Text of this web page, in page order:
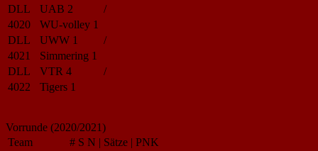
DLL
UAB 2
/
4020
WU-volley 1
DLL
UWW 1
/
4021
Simmering 1
DLL
VTR 4
/
4022
Tigers 1
Vorrunde (2020/2021)
Team
# S N | Sätze | PNK